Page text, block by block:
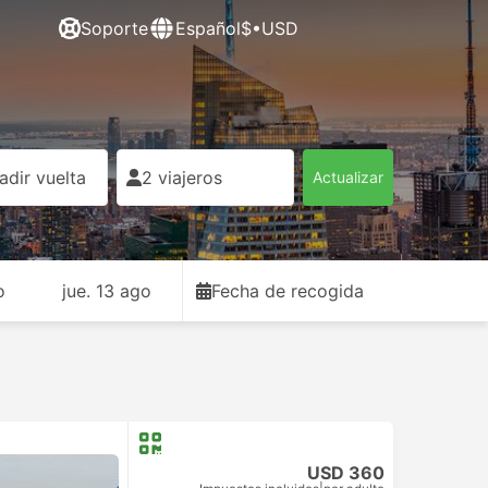
Soporte Español$•USD
vuelta 2 viajeros Actualizar
jue. 13 ago Fecha de recogida
USD 360